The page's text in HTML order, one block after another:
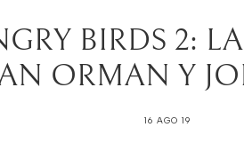
BIRDS 2:
ORMAN Y
16 AGO 19